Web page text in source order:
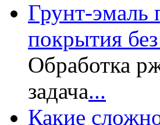
Грунт-эмаль
покрытия
Обработка
задача...
Какие